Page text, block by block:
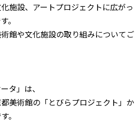
施設、アートプロジェクトに広がっ
。
館や文化施設の取り組みについてご
タ」は、
美術館の「とびらプロジェクト」か
。